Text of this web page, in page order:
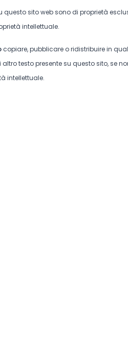
questo sito web sono di proprietà
intellettuale.
copiare, pubblicare o ridistribuire in
testo presente su questo sito, se
intellettuale.